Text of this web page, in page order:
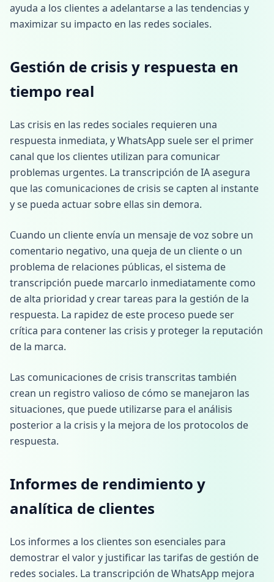
ayuda a los clientes a adelantarse a las tendencias y
maximizar su impacto en las redes sociales.
Gestión de crisis y respuesta en
tiempo real
Las crisis en las redes sociales requieren una
respuesta inmediata, y WhatsApp suele ser el primer
canal que los clientes utilizan para comunicar
problemas urgentes. La transcripción de IA asegura
que las comunicaciones de crisis se capten al instante
y se pueda actuar sobre ellas sin demora.
Cuando un cliente envía un mensaje de voz sobre un
comentario negativo, una queja de un cliente o un
problema de relaciones públicas, el sistema de
transcripción puede marcarlo inmediatamente como
de alta prioridad y crear tareas para la gestión de la
respuesta. La rapidez de este proceso puede ser
crítica para contener las crisis y proteger la reputación
de la marca.
Las comunicaciones de crisis transcritas también
crean un registro valioso de cómo se manejaron las
situaciones, que puede utilizarse para el análisis
posterior a la crisis y la mejora de los protocolos de
respuesta.
Informes de rendimiento y
analítica de clientes
Los informes a los clientes son esenciales para
demostrar el valor y justificar las tarifas de gestión de
redes sociales. La transcripción de WhatsApp mejora